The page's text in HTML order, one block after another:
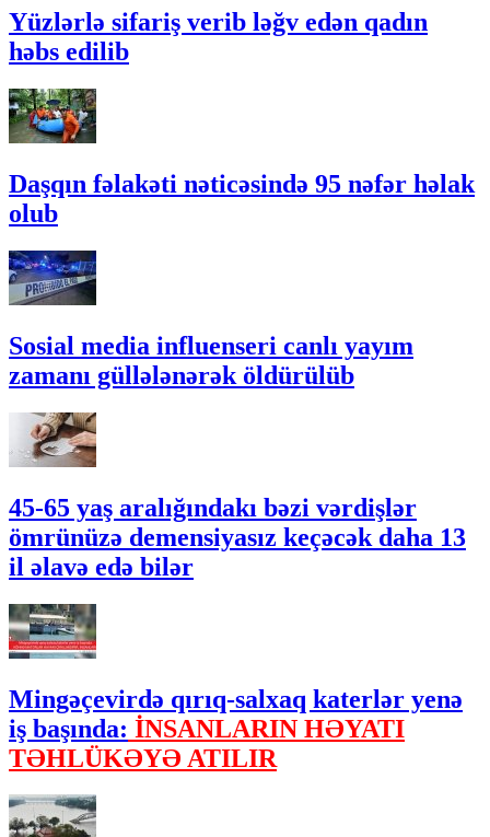
Yüzlərlə sifariş verib ləğv edən qadın
həbs edilib
Daşqın fəlakəti nəticəsində 95 nəfər həlak
olub
Sosial media influenseri canlı yayım
zamanı güllələnərək öldürülüb
45-65 yaş aralığındakı bəzi vərdişlər
ömrünüzə demensiyasız keçəcək daha 13
il əlavə edə bilər
Mingəçevirdə qırıq-salxaq katerlər yenə
iş başında: İNSANLARIN HƏYATI
TƏHLÜKƏYƏ ATILIR